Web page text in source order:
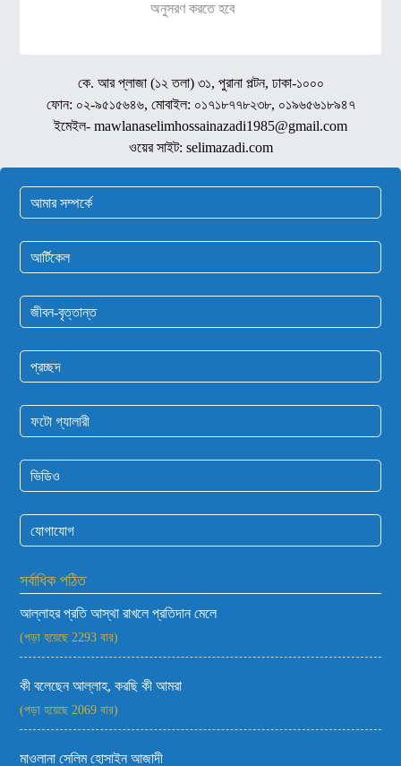
অনুসরণ করতে হবে
কে. আর প্লাজা (১২ তলা) ৩১, পুরানা পল্টন, ঢাকা-১০০০
ফোন: ০২-৯৫১৫৬৪৬, মোবাইল: ০১৭১৮৭৭৮২৩৮, ০১৯৬৫৬১৮৯৪৭
ইমেইল- mawlanaselimhossainazadi1985@gmail.com
ওয়ের সাইট: selimazadi.com
আমার সম্পর্কে
আর্টিকেল
জীবন-বৃত্তান্ত
প্রচ্ছদ
ফটো গ্যালারী
ভিডিও
যোগাযোগ
সর্বাধিক পঠিত
আল্লাহর প্রতি আস্থা রাখলে প্রতিদান মেলে
(পড়া হয়েছে 2293 বার)
কী বলেছেন আল্লাহ, করছি কী আমরা
(পড়া হয়েছে 2069 বার)
মাওলানা সেলিম হোসাইন আজাদী